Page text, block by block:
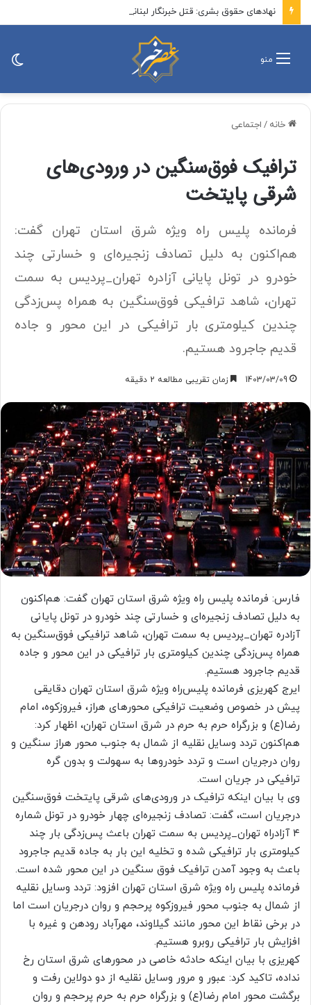
منو
خانه / اجتماعی
ترافیک فوق‌سنگین در ورودی‌های
شرقی پایتخت
فرمانده پلیس راه ویژه شرق استان تهران گفت:
هم‌اکنون به دلیل تصادف زنجیره‌ای و خسارتی چند
خودرو در تونل پایانی آزادره تهران_پردیس به سمت
تهران، شاهد ترافیکی فوق‌سنگین به همراه پس‌زدگی
چندین کیلومتری بار ترافیکی در این محور و جاده
قدیم جاجرود هستیم.
1403/03/09 زمان تقریبی مطالعه 2 دقیقه
فارس: فرمانده پلیس راه ویژه شرق استان تهران گفت: هم‌اکنون
به دلیل تصادف زنجیره‌ای و خسارتی چند خودرو در تونل پایانی
آزادره تهران_پردیس به سمت تهران، شاهد ترافیکی فوق‌سنگین به
همراه پس‌زدگی چندین کیلومتری بار ترافیکی در این محور و جاده
قدیم جاجرود هستیم.
ایرج کهریزی فرمانده پلیس‌راه ویژه شرق استان تهران دقایقی
پیش در خصوص وضعیت ترافیکی محورهای هراز، فیروزکوه، امام
رضا(ع) و بزرگراه حرم به حرم در شرق استان تهران، اظهار کرد:
هم‌اکنون تردد وسایل نقلیه از شمال به جنوب محور هراز سنگین و
روان درجریان است و تردد خودروها به سهولت و بدون گره
ترافیکی در جریان است.
وی با بیان اینکه ترافیک در ورودی‌های شرقی پایتخت فوق‌سنگین
درجریان است، گفت: تصادف زنجیره‌ای چهار خودرو در تونل شماره
۴ آزادراه تهران_پردیس به سمت تهران باعث پس‌زدگی بار چند
کیلومتری بار ترافیکی شده و تخلیه این بار به جاده قدیم جاجرود
باعث به وجود آمدن ترافیک فوق سنگین در این محور شده است.
فرمانده پلیس راه ویژه شرق استان تهران افزود: تردد وسایل نقلیه
از شمال به جنوب محور فیروزکوه پرحجم و روان درجریان است اما
در برخی نقاط این محور مانند گیلاوند، مهرآباد رودهن و غیره با
افزایش بار ترافیکی روبرو هستیم.
کهریزی با بیان اینکه حادثه خاصی در محورهای شرق استان رخ
نداده، تاکید کرد: عبور و مرور وسایل نقلیه از دو دولاین رفت و
برگشت محور امام رضا(ع) و بزرگراه حرم به حرم پرحجم و روان